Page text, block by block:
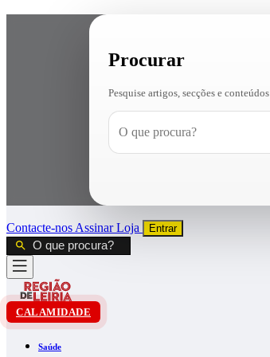
Procurar
Pesquise artigos, secções e conteúdos
Contacte-nos AssinarLoja Entrar
CALAMIDADE
Saúde